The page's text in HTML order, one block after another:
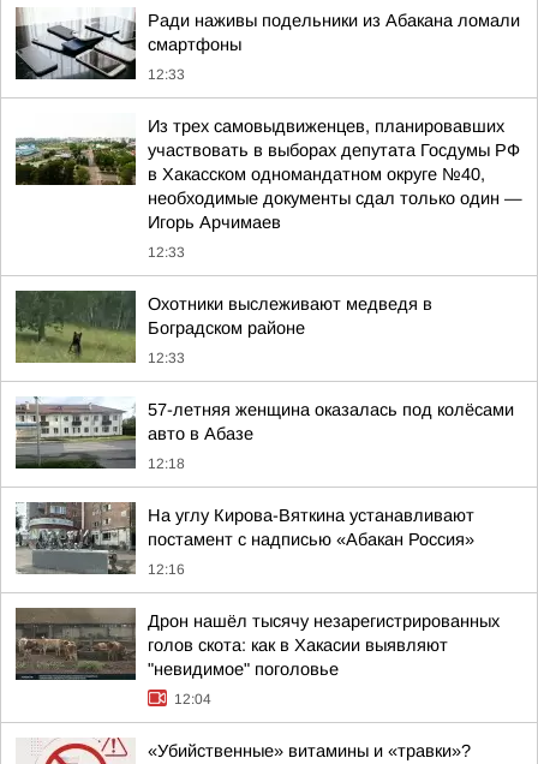
Ради наживы подельники из Абакана ломали
смартфоны
12:33
Из трех самовыдвиженцев, планировавших
участвовать в выборах депутата Госдумы РФ
в Хакасском одномандатном округе №40,
необходимые документы сдал только один —
Игорь Арчимаев
12:33
Охотники выслеживают медведя в
Боградском районе
12:33
57-летняя женщина оказалась под колёсами
авто в Абазе
12:18
На углу Кирова-Вяткина устанавливают
постамент с надписью «Абакан Россия»
12:16
Дрон нашёл тысячу незарегистрированных
голов скота: как в Хакасии выявляют
"невидимое" поголовье
12:04
«Убийственные» витамины и «травки»?